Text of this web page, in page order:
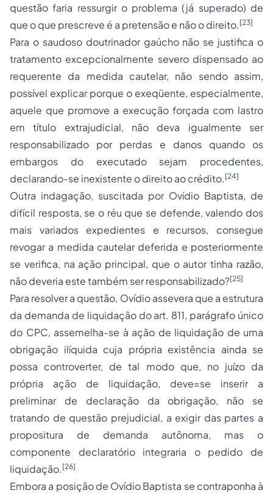
questão faria ressurgir o problema (já superado) de
que o que prescreve é a pretensão e não o direito. [23]
Para o saudoso doutrinador gaúcho não se justifica o
tratamento excepcionalmente severo dispensado ao
requerente da medida cautelar, não sendo assim,
possível explicar porque o exeqüente, especialmente,
aquele que promove a execução forçada com lastro
em título extrajudicial, não deva igualmente ser
responsabilizado por perdas e danos quando os
embargos do executado sejam procedentes,
declarando-se inexistente o direito ao crédito. [24]
Outra indagação, suscitada por Ovídio Baptista, de
difícil resposta, se o réu que se defende, valendo dos
mais variados expedientes e recursos, consegue
revogar a medida cautelar deferida e posteriormente
se verifica, na ação principal, que o autor tinha razão,
não deveria este também ser responsabilizado?[25]
Para resolver a questão, Ovídio assevera que a estrutura
da demanda de liquidação do art. 811, parágrafo único
do CPC, assemelha-se à ação de liquidação de uma
obrigação ilíquida cuja própria existência ainda se
possa controverter, de tal modo que, no juízo da
própria ação de liquidação, deve=se inserir a
preliminar de declaração da obrigação, não se
tratando de questão prejudicial, a exigir das partes a
propositura de demanda autônoma, mas o
componente declaratório integraria o pedido de
liquidação. [26]
Embora a posição de Ovídio Baptista se contraponha à